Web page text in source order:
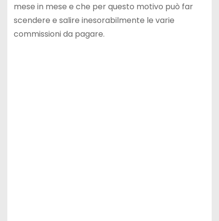
mese in mese e che per questo motivo può far
scendere e salire inesorabilmente le varie
commissioni da pagare.